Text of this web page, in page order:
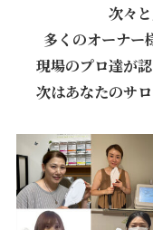
次々
多くのオーナー
現場のプロ達が
次はあなたのサ